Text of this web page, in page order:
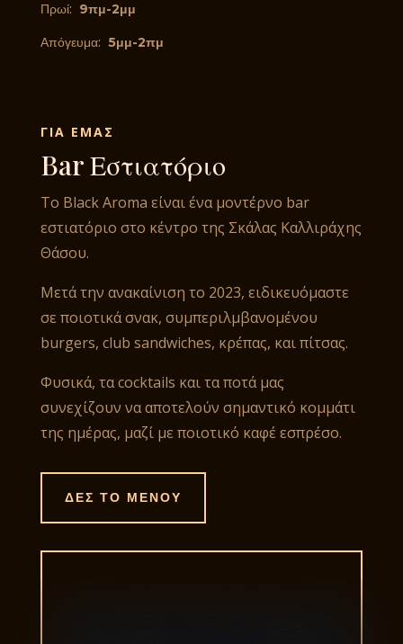
Πρωί: 9πμ-2μμ
Απόγευμα: 5μμ-2πμ
ΓΙΑ ΕΜΑΣ
Bar Εστιατόριο
Το Black Aroma είναι ένα μοντέρνο bar
εστιατόριο στο κέντρο της Σκάλας Καλλιράχης
Θάσου.
Μετά την ανακαίνιση το 2023, ειδικευόμαστε
σε ποιοτικά σνακ, συμπεριλμβανομένου
burgers, club sandwiches, κρέπας, και πίτσας.
Φυσικά, τα cocktails και τα ποτά μας
συνεχίζουν να αποτελούν σημαντικό κομμάτι
της ημέρας, μαζί με ποιοτικό καφέ εσπρέσο.
ΔΕΣ ΤΟ ΜΕΝΟΥ